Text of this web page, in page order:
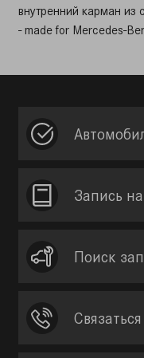
внутренний карман из
- made for Mercedes-
Запись
Поиск